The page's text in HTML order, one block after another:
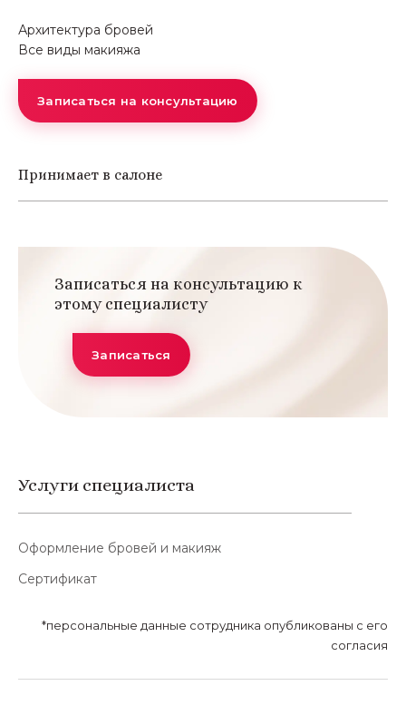
Записаться на консультацию к
этому специалисту
Записаться
Услуги специалиста
Оформление бровей и макияж
Сертификат
Архитектура бровей
Все виды макияжа
Записаться на консультацию
Принимает в салоне
*персональные данные сотрудника опубликованы с его
согласия